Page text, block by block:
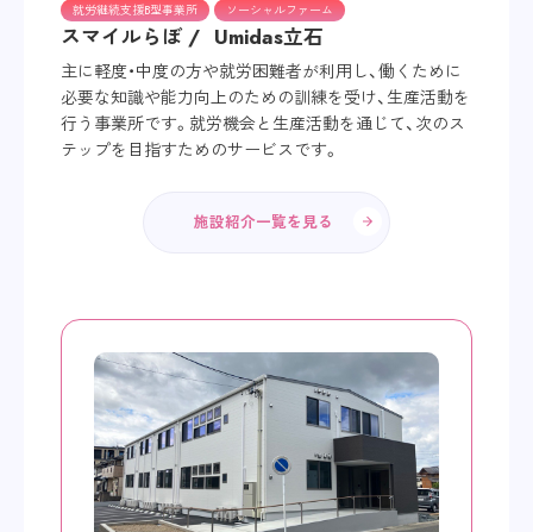
就労継続支援B型事業所
スマイルらぼ /
ソーシャルファーム
Umidas立石
主に軽度・中度の方や就労困難者が利用し、働くために
必要な知識や能力向上のための訓練を受け、生産活動を
行う事業所です。就労機会と生産活動を通じて、次のス
テップを目指すためのサービスです。
施設紹介一覧を見る